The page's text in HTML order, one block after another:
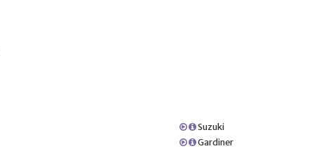
Suzuki
Gardiner